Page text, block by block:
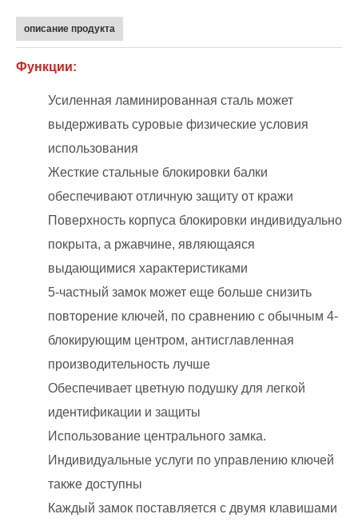
описание продукта
Функции:
Усиленная ламинированная сталь может
выдерживать суровые физические условия
использования
Жесткие стальные блокировки балки
обеспечивают отличную защиту от кражи
Поверхность корпуса блокировки индивидуально
покрыта, а ржавчине, являющаяся
выдающимися характеристиками
5-частный замок может еще больше снизить
повторение ключей, по сравнению с обычным 4-
блокирующим центром, антисглавленная
производительность лучше
Обеспечивает цветную подушку для легкой
идентификации и защиты
Использование центрального замка.
Индивидуальные услуги по управлению ключей
также доступны
Каждый замок поставляется с двумя клавишами